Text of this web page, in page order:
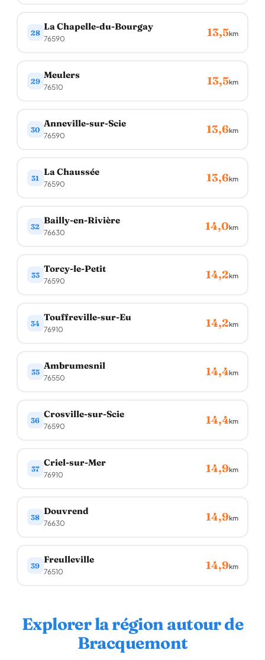
28
La Chapelle-du-Bourgay
76590 13,5km
29
Meulers
76510 13,5km
30
Anneville-sur-Scie
76590 13,6km
31
La Chaussée
76590 13,6km
32
Bailly-en-Rivière
76630 14,0km
33
Torcy-le-Petit
76590 14,2km
34
Touffreville-sur-Eu
76910 14,2km
35
Ambrumesnil
76550 14,4km
36
Crosville-sur-Scie
76590 14,4km
37
Criel-sur-Mer
76910 14,9km
38
Douvrend
76630 14,9km
39
Freulleville
76510 14,9km
Explorer la région autour de
Bracquemont